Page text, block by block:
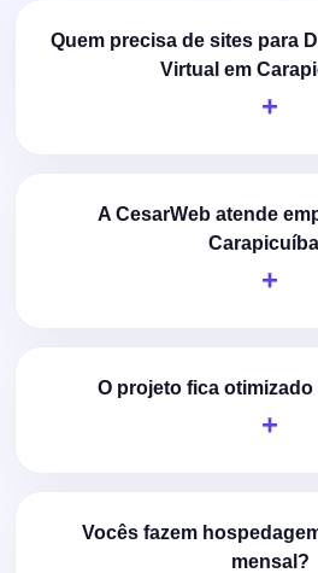
Quem precisa de sites para
Virtual em
A CesarWeb atende
O projeto fica otimizado
Vocês fazem
mensal?